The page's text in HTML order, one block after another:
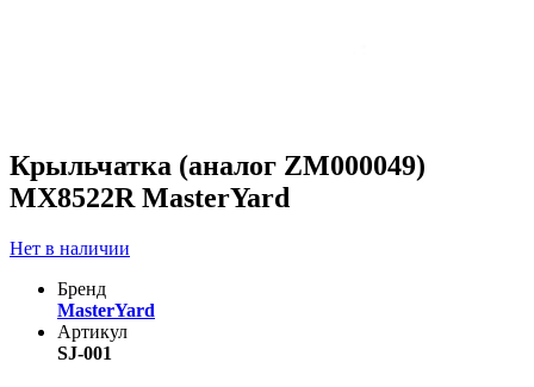
Крыльчатка (аналог ZM000049)
MX8522R MasterYard
Нет в наличии
Бренд
MasterYard
Артикул
SJ-001